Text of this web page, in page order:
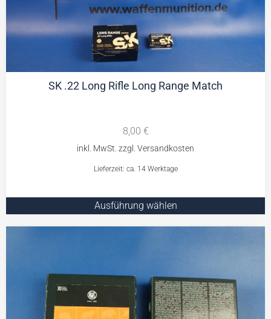
SK .22 Long Rifle Long Range Match
8,00 €
Lieferzeit: ca. 14 Werktage
Ausführung wählen